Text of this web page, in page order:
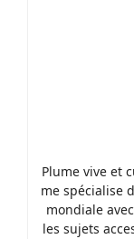
Plume vive et
me spécialise
mondiale
les sujets